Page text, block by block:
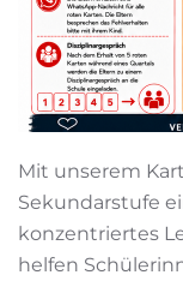
Mit unserem
Sekundarstufe
konzentriertes
helfen